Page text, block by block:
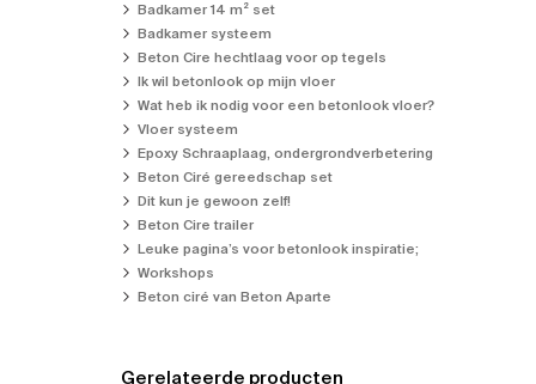
Badkamer 14 m² set
Badkamer systeem
Beton Cire hechtlaag voor op tegels
Ik wil betonlook op mijn vloer
Wat heb ik nodig voor een betonlook vloer?
Vloer systeem
Epoxy Schraaplaag, ondergrondverbetering
Beton Ciré gereedschap set
Dit kun je gewoon zelf!
Beton Cire trailer
Leuke pagina’s voor betonlook inspiratie;
Workshops
Beton ciré van Beton Aparte
Gerelateerde producten